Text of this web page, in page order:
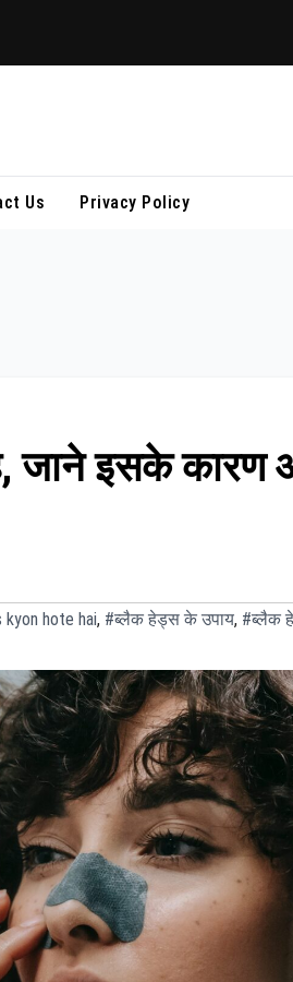
Us Privacy Policy
जाने इसके कारण
kyon hote hai, #ब्लैक हेड्स के उपाय, #ब्लैक